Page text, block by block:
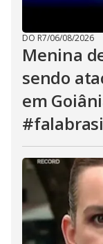
DO R7/06/08/2026
Menina
sendo
em